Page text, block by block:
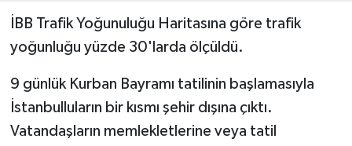
İBB Trafik Yoğunuluğu Haritasına göre trafik
yoğunluğu yüzde 30'larda ölçüldü.
9 günlük Kurban Bayramı tatilinin başlamasıyla
İstanbulluların bir kısmı şehir dışına çıktı.
Vatandaşların memlekletlerine veya tatil